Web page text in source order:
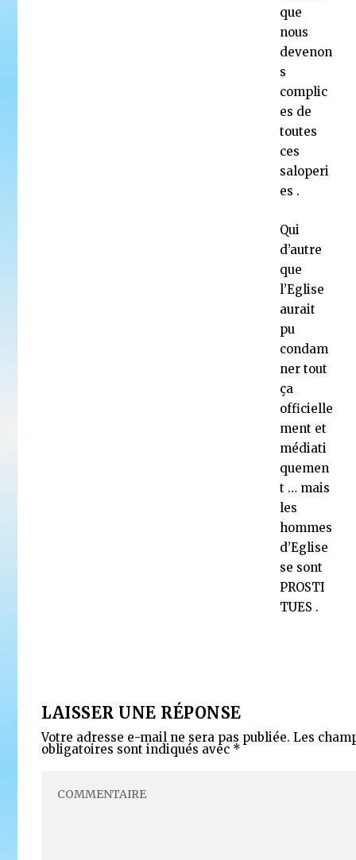
que
nous
devenon
s
complic
es de
toutes
ces
saloperi
es .
Qui
d’autre
que
l’Eglise
aurait
pu
condam
ner tout
ça
officielle
ment et
médiati
quemen
t … mais
les
hommes
d’Eglise
se sont
PROSTI
TUES .
LAISSER UNE RÉPONSE
Votre adresse e-mail ne sera pas publiée. Les
obligatoires sont indiqués avec *